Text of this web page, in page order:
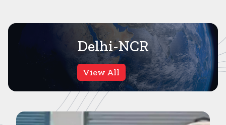
Delhi-NCR
View All